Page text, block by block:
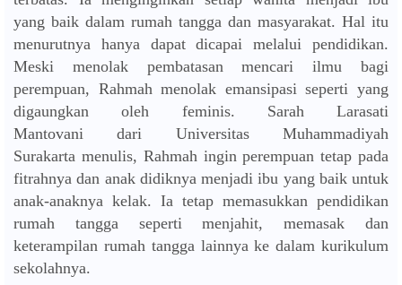
yang baik dalam rumah tangga dan masyarakat. Hal itu
menurutnya hanya dapat dicapai melalui pendidikan.
Meski menolak pembatasan mencari ilmu bagi
perempuan, Rahmah menolak emansipasi seperti yang
digaungkan oleh feminis. Sarah Larasati
Mantovani dari Universitas Muhammadiyah
Surakarta menulis, Rahmah ingin perempuan tetap pada
fitrahnya dan anak didiknya menjadi ibu yang baik untuk
anak-anaknya kelak. Ia tetap memasukkan pendidikan
rumah tangga seperti menjahit, memasak dan
keterampilan rumah tangga lainnya ke dalam kurikulum
sekolahnya.